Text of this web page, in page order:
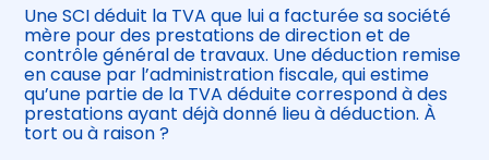
Développer votre entreprise
Construire votre patrimoine
Être prêt pour la facturation
électronique
Une SCI déduit la TVA que lui a facturée sa société
mère pour des prestations de direction et de
contrôle général de travaux. Une déduction remise
en cause par l’administration fiscale, qui estime
qu’une partie de la TVA déduite correspond à des
prestations ayant déjà donné lieu à déduction. À
tort ou à raison ?